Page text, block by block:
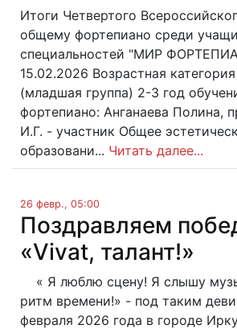
Итоги Четвертого
общему фортепиано среди
специальностей "МИР
15.02.2026 Возрастная
(младшая группа) 2-3 год
фортепиано: Анганаева Полина,
И.Г. - участник Общее
образовани... Читать далее...
26 февр., 05:00
Поздравляем
«Vivat, талант!»
« Я люблю сцену! Я слышу
ритм времени!» - под таким
февраля 2026 года в городе